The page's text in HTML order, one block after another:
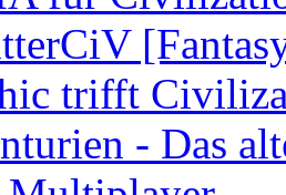
trifft
- Das